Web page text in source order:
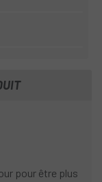
pour être plus